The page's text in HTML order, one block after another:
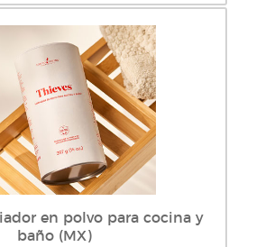
en polvo para cocina y
baño (MX)